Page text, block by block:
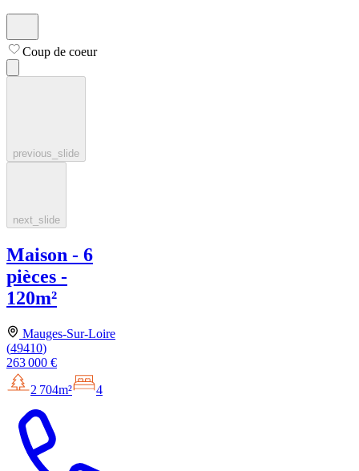
Coup de coeur
previous_slide
next_slide
Maison - 6
pièces -
120m²
Mauges-Sur-Loire
(49410)
263 000 €
2 704m²
4